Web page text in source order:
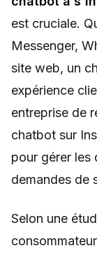
est cruciale.
Messenger,
site web, un
expérience
entreprise de
chatbot sur
pour gérer les
demandes de
Selon une